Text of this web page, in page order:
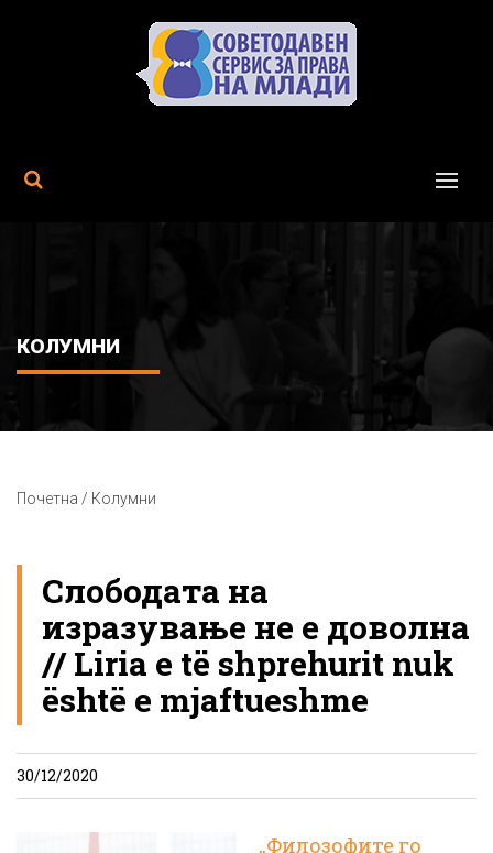
MENU
КОЛУМНИ
Почетна / Колумни
Слободата на
изразување не е доволна
// Liria e të shprehurit nuk
është e mjaftueshme
30/12/2020
„Филозофите го